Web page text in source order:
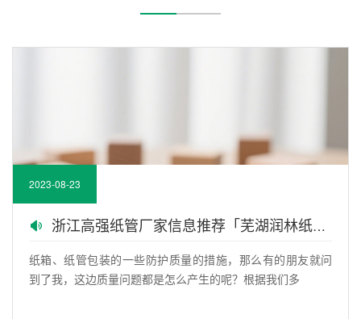
2023-08-23
浙江高强纸管厂家信息推荐「芜湖润林纸管」
纸箱、纸管包装的一些防护质量的措施，那么有的朋友就问
到了我，这边质量问题都是怎么产生的呢？根据我们多